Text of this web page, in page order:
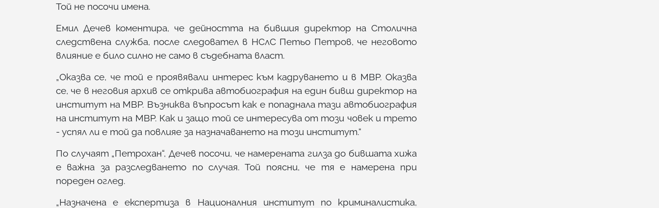
Той не посочи имена.
Емил Дечев коментира, че дейността на бившия директор на Столична
следствена служба, после следовател в НСлС Петьо Петров, че неговото
влияние е било силно не само в съдебната власт.
„Оказва се, че той е проявявали интерес към кадруването и в МВР. Оказва
се, че в неговия архив се открива автобиография на един бивш директор на
институт на МВР. Възниква въпросът как е попаднала тази автобиография
на институт на МВР. Как и защо той се интересува от този човек и трето
- успял ли е той да повлияе за назначаването на този институт.“
По случаят „Петрохан“, Дечев посочи, че намерената гилза до бившата хижа
е важна за разследването по случая. Той поясни, че тя е намерена при
пореден оглед.
„Назначена е експертиза в Националния институт по криминалистика,